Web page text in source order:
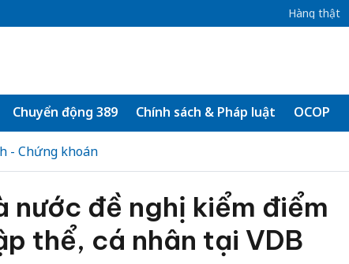
Hàng thật
Chuyển động 389 Chính sách & Pháp luật OCOP
- Chứng khoán
nước đề nghị kiểm điểm
thể, cá nhân tại VDB